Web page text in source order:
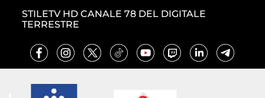
STILETV HD CANALE 78 DEL DIGITALE
TERRESTRE